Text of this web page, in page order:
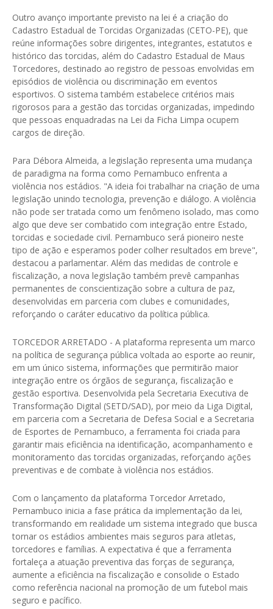
Outro avanço importante previsto na lei é a criação do
Cadastro Estadual de Torcidas Organizadas (CETO-PE), que
reúne informações sobre dirigentes, integrantes, estatutos e
histórico das torcidas, além do Cadastro Estadual de Maus
Torcedores, destinado ao registro de pessoas envolvidas em
episódios de violência ou discriminação em eventos
esportivos. O sistema também estabelece critérios mais
rigorosos para a gestão das torcidas organizadas, impedindo
que pessoas enquadradas na Lei da Ficha Limpa ocupem
cargos de direção.
Para Débora Almeida, a legislação representa uma mudança
de paradigma na forma como Pernambuco enfrenta a
violência nos estádios. "A ideia foi trabalhar na criação de uma
legislação unindo tecnologia, prevenção e diálogo. A violência
não pode ser tratada como um fenômeno isolado, mas como
algo que deve ser combatido com integração entre Estado,
torcidas e sociedade civil. Pernambuco será pioneiro neste
tipo de ação e esperamos poder colher resultados em breve",
destacou a parlamentar. Além das medidas de controle e
fiscalização, a nova legislação também prevê campanhas
permanentes de conscientização sobre a cultura de paz,
desenvolvidas em parceria com clubes e comunidades,
reforçando o caráter educativo da política pública.
TORCEDOR ARRETADO - A plataforma representa um marco
na política de segurança pública voltada ao esporte ao reunir,
em um único sistema, informações que permitirão maior
integração entre os órgãos de segurança, fiscalização e
gestão esportiva. Desenvolvida pela Secretaria Executiva de
Transformação Digital (SETD/SAD), por meio da Liga Digital,
em parceria com a Secretaria de Defesa Social e a Secretaria
de Esportes de Pernambuco, a ferramenta foi criada para
garantir mais eficiência na identificação, acompanhamento e
monitoramento das torcidas organizadas, reforçando ações
preventivas e de combate à violência nos estádios.
Com o lançamento da plataforma Torcedor Arretado,
Pernambuco inicia a fase prática da implementação da lei,
transformando em realidade um sistema integrado que busca
tornar os estádios ambientes mais seguros para atletas,
torcedores e famílias. A expectativa é que a ferramenta
fortaleça a atuação preventiva das forças de segurança,
aumente a eficiência na fiscalização e consolide o Estado
como referência nacional na promoção de um futebol mais
seguro e pacífico.